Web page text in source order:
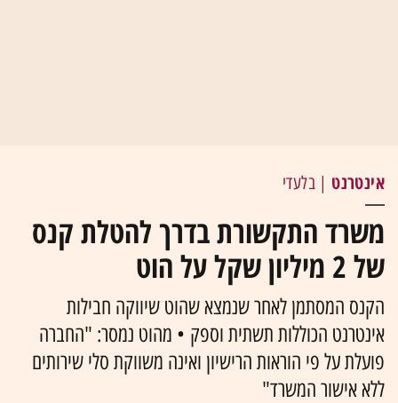
אינטרנט | בלעדי
משרד התקשורת בדרך להטלת קנס
של 2 מיליון שקל על הוט
הקנס המסתמן לאחר שנמצא שהוט שיווקה חבילות
אינטרנט הכוללות תשתית וספק • מהוט נמסר: "החברה
פועלת על פי הוראות הרישיון ואינה משווקת סלי שירותים
ללא אישור המשרד"